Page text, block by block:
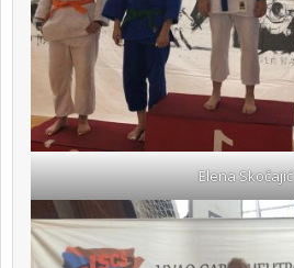
Elena Skočajić